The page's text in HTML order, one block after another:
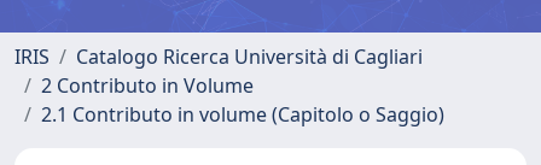
IRIS
Catalogo Ricerca Università di Cagliari
2 Contributo in Volume
2.1 Contributo in volume (Capitolo o Saggio)